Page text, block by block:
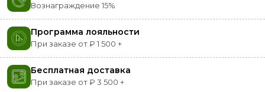
Вознаграждение 15%
Программа лояльности
При заказе от ₽ 1 500 +
Бесплатная доставка
При заказе от ₽ 3 500 +